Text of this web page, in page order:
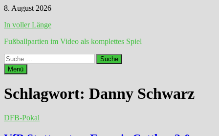
Zum
springen
8. August 2026
In voller Länge
Fußballpartien im Video als komplettes Spiel
Suche
nach:
Menü
Schlagwort: Danny Schwarz
DFB-Pokal